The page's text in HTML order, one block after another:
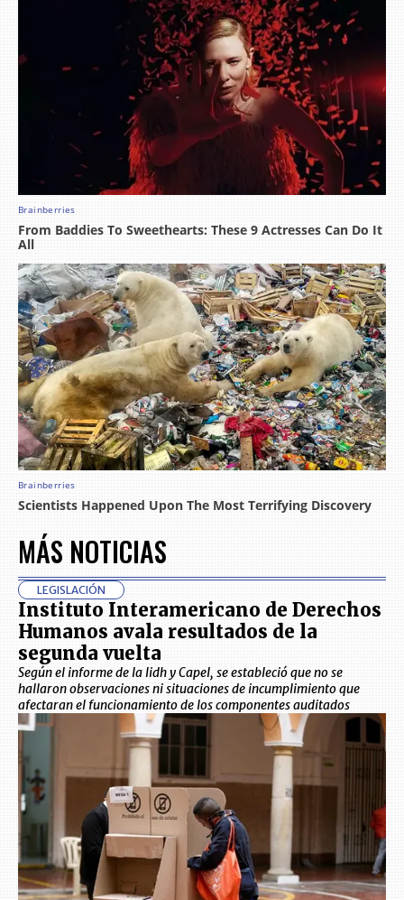
MÁS NOTICIAS
LEGISLACIÓN
Instituto Interamericano de Derechos
Humanos avala resultados de la
segunda vuelta
Según el informe de la Iidh y Capel, se estableció que no se
hallaron observaciones ni situaciones de incumplimiento que
afectaran el funcionamiento de los componentes auditados